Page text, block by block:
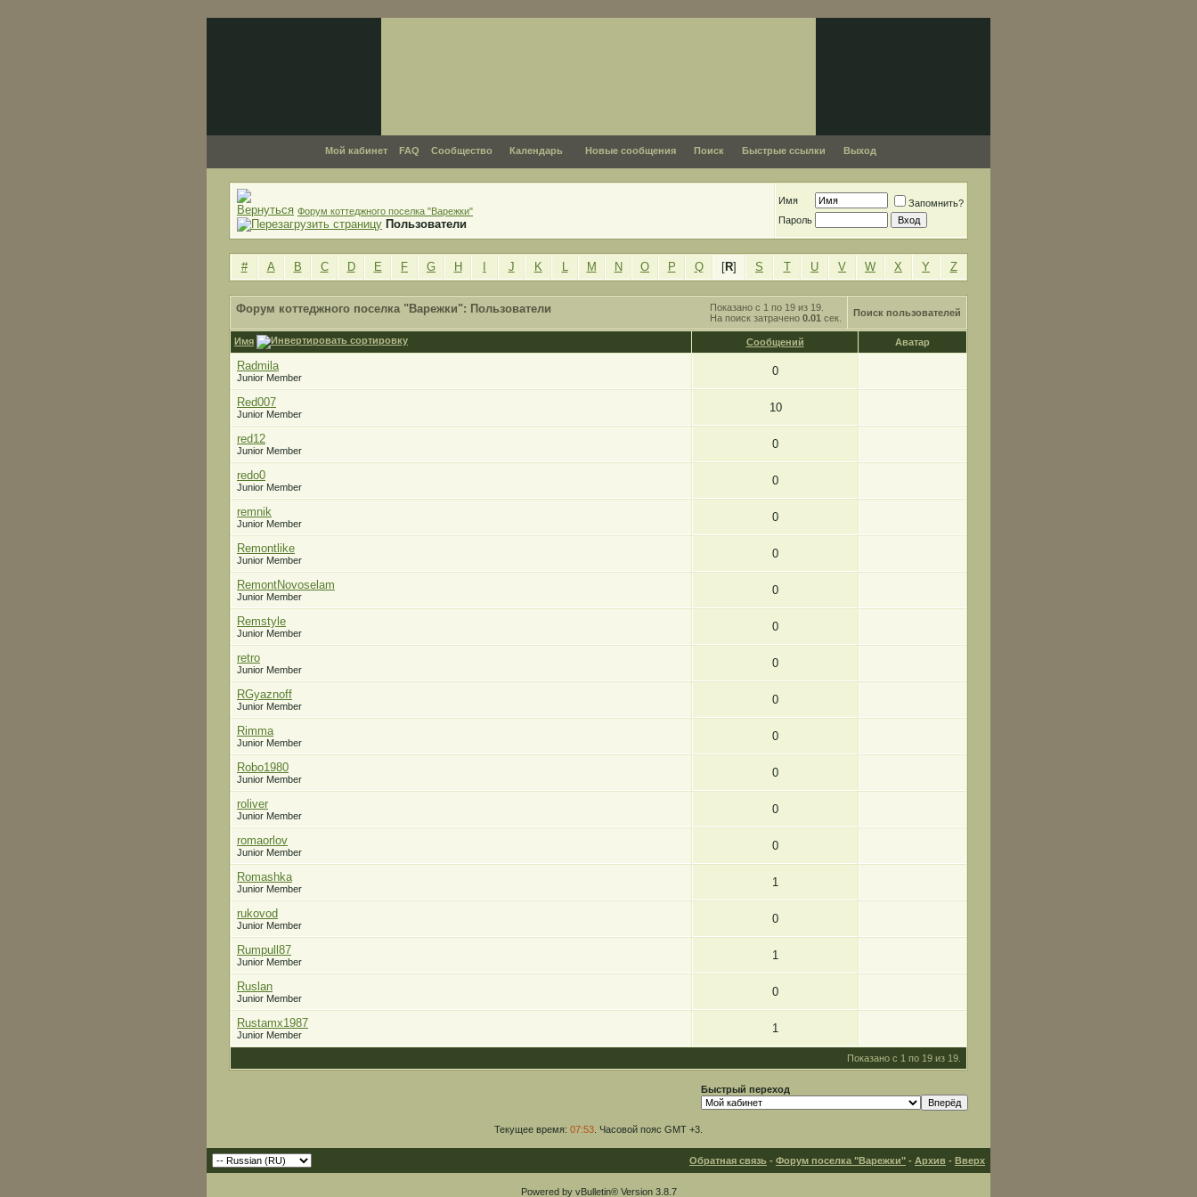
Мой кабинет FAQ Сообщество Календарь Новые сообщения Поиск Быстрые ссылки Выход
Форум коттеджного поселка "Варежки"
Пользователи
Имя
Запомнить?
Пароль
# A B C D E F G H J K L M N O P Q [R] S T U V W X Y Z
Показано с 1 по 19 из 19.
На поиск затрачено 0.01 сек.
Форум коттеджного поселка "Варежки": Пользователи Поиск пользователей
Имя Сообщений Аватар
Radmila
Junior Member 0
Red007
Junior Member 10
red12
Junior Member 0
redo0
Junior Member 0
remnik
Junior Member 0
Remontlike
Junior Member 0
RemontNovoselam
Junior Member 0
Remstyle
Junior Member 0
retro
Junior Member 0
RGyaznoff
Junior Member 0
Rimma
Junior Member 0
Robo1980
Junior Member 0
roliver
Junior Member 0
romaorlov
Junior Member 0
Romashka
Junior Member 1
rukovod
Junior Member 0
Rumpull87
Junior Member 1
Ruslan
Junior Member 0
Rustamx1987
Junior Member 1
Показано с 1 по 19 из 19.
Быстрый переход
Текущее время: 07:53 . Часовой пояс GMT +3.
Обратная связь - Форум поселка "Варежки" - Архив - Вверх
Powered by vBulletin® Version 3.8.7